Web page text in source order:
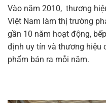
Vào năm 2010, thương
Việt Nam làm thị trường
gần 10 năm hoạt động,
định uy tín và thương hiệu
phẩm bán ra mỗi năm.